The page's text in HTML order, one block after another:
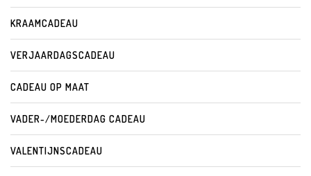
KRAAMCADEAU
VERJAARDAGSCADEAU
CADEAU OP MAAT
VADER-/MOEDERDAG CADEAU
VALENTIJNSCADEAU